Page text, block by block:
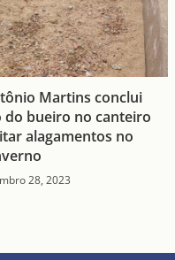
Martins conclui
do bueiro no canteiro
alagamentos no
28, 2023